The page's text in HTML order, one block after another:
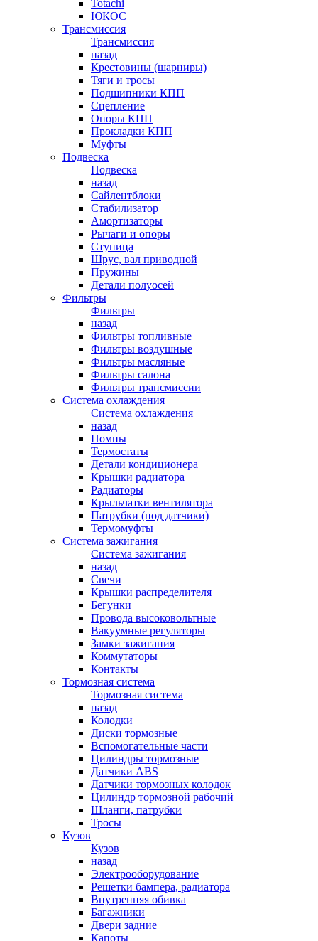
Totachi
ЮКОС
Трансмиссия
Трансмиссия
назад
Крестовины (шарниры)
Тяги и тросы
Подшипники КПП
Сцепление
Опоры КПП
Прокладки КПП
Муфты
Подвеска
Подвеска
назад
Сайлентблоки
Стабилизатор
Амортизаторы
Рычаги и опоры
Ступица
Шрус, вал приводной
Пружины
Детали полуосей
Фильтры
Фильтры
назад
Фильтры топливные
Фильтры воздушные
Фильтры масляные
Фильтры салона
Фильтры трансмиссии
Система охлаждения
Система охлаждения
назад
Помпы
Термостаты
Детали кондиционера
Крышки радиатора
Радиаторы
Крыльчатки вентилятора
Патрубки (под датчики)
Термомуфты
Система зажигания
Система зажигания
назад
Свечи
Крышки распределителя
Бегунки
Провода высоковольтные
Вакуумные регуляторы
Замки зажигания
Коммутаторы
Контакты
Тормозная система
Тормозная система
назад
Колодки
Диски тормозные
Вспомогательные части
Цилиндры тормозные
Датчики ABS
Датчики тормозных колодок
Цилиндр тормозной рабочий
Шланги, патрубки
Тросы
Кузов
Кузов
назад
Электрооборудование
Решетки бампера, радиатора
Внутренняя обивка
Багажники
Двери задние
Капоты